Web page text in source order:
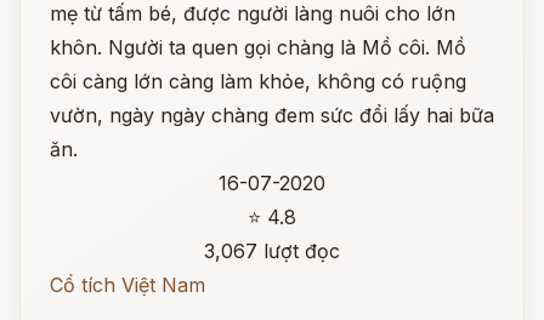
mẹ từ tấm bé, được người làng nuôi cho lớn
khôn. Người ta quen gọi chàng là Mồ côi. Mồ
côi càng lớn càng làm khỏe, không có ruộng
vườn, ngày ngày chàng đem sức đổi lấy hai bữa
ăn.
16-07-2020
⭐ 4.8
3,067 lượt đọc
Cổ tích Việt Nam